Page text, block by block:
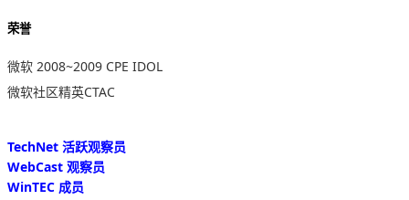
荣誉
微软 2008~2009 CPE IDOL
微软社区精英CTAC
TechNet 活跃观察员
WebCast 观察员
WinTEC 成员